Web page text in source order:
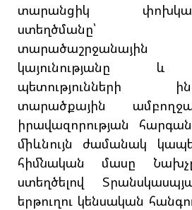
տարանցիկ
ստեղծմանը՝
տարածաշրջանային
կայունությանը և
պետությունների
տարածքային
իրավազորության
միևնույն ժամանակ
հիմնական մասը
ստեղծելով
երթուղու կենսական